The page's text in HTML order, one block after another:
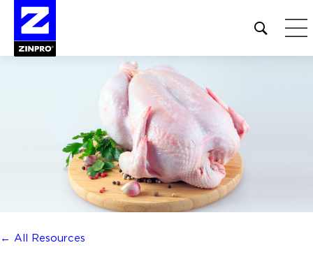
Open
site
search
← All Resources